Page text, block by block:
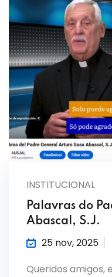
INSTITUCIONAL
Palavras do
Abascal, S.J.
25 nov, 2025
Queridos amigos,